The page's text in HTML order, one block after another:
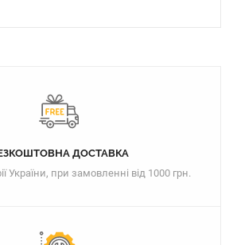
ДОСТАВКА
України, при замовленні від 1000 грн.